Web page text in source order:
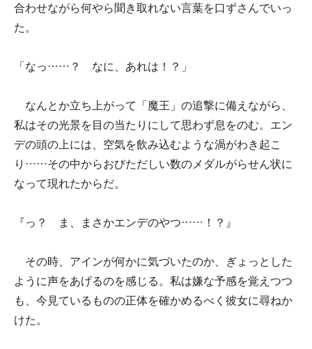
合わせながら何やら聞き取れない言葉を口ずさんでいっ
た。
「なっ……？ なに、あれは！？」
なんとか立ち上がって「魔王」の追撃に備えながら、
私はその光景を目の当たりにして思わず息をのむ。エン
デの頭の上には、空気を飲み込むような渦がわき起こ
り……その中からおびただしい数のメダルがらせん状に
なって現れたからだ。
『っ？ ま、まさかエンデのやつ……！？』
その時、アインが何かに気づいたのか、ぎょっとした
ように声をあげるのを感じる。私は嫌な予感を覚えつつ
も、今見ているものの正体を確かめるべく彼女に尋ねか
けた。